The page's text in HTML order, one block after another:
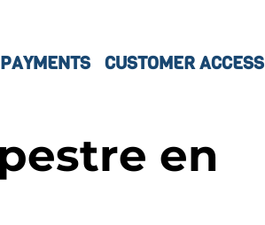
CUSTOMER ACCESS
en